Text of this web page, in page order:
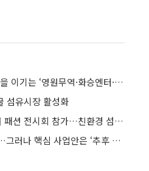
“섬유·의복, 불황에도 시장을 이기는 ‘영원무역·화승엔터·F&F’ 등 관심 지속”
섬유시장 활성화
효성티앤씨, 유럽 아웃도어 패션 전시회 참가…친환경 섬유 시장 공략
싸이월드, 10월 부활 예고…그러나 핵심 사업안은 ‘추후 공개’